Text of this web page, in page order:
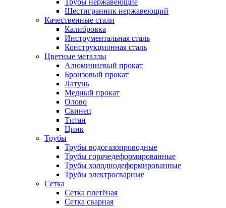
Трубы нержавеющие
Шестигранник нержавеющий
Качественные стали
Калибровка
Инструментальная сталь
Конструкционная сталь
Цветные металлы
Алюминиевый прокат
Бронзовый прокат
Латунь
Медный прокат
Олово
Свинец
Титан
Цинк
Трубы
Трубы водогазопроводные
Трубы горячедеформированные
Трубы холоднодеформированные
Трубы электросварные
Сетка
Сетка плетёная
Сетка сварная